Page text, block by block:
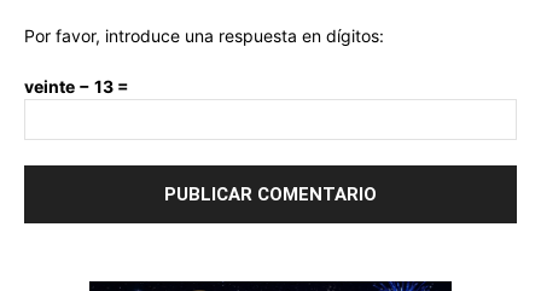
Por favor, introduce una respuesta en dígitos:
veinte − 13 =